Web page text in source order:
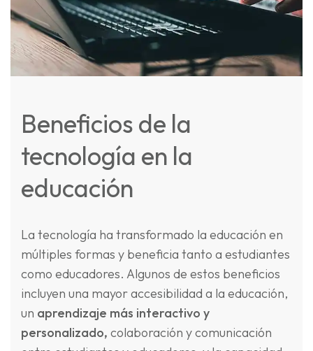
Beneficios de la
tecnología en la
educación
La tecnología ha transformado la educación en
múltiples formas y beneficia tanto a estudiantes
como educadores. Algunos de estos beneficios
incluyen una mayor accesibilidad a la educación,
un aprendizaje más interactivo y
personalizado, colaboración y comunicación